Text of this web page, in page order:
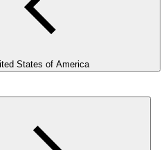
States of America